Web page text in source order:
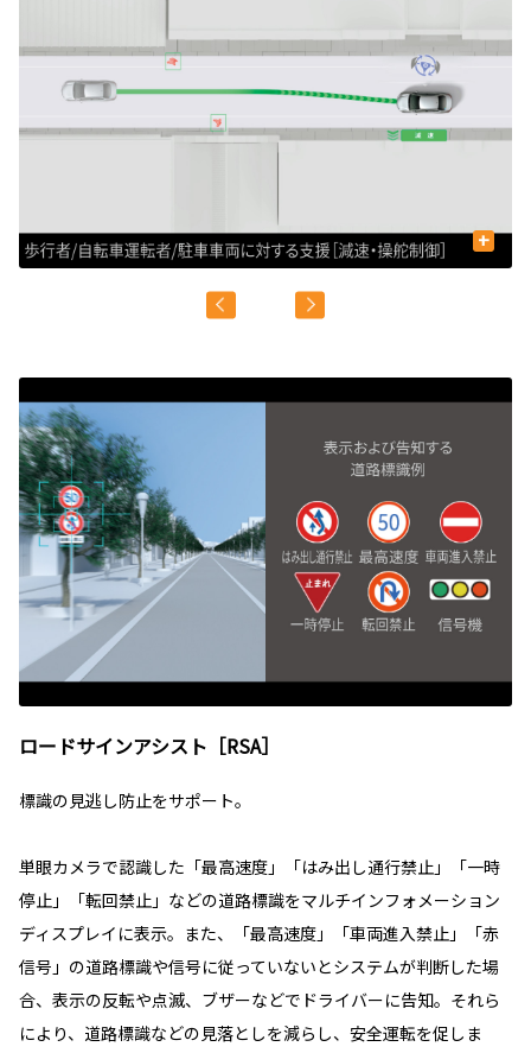
+
ロードサインアシスト［RSA］
標識の見逃し防止をサポート。
単眼カメラで認識した「最高速度」「はみ出し通行禁止」「一時
停止」「転回禁止」などの道路標識をマルチインフォメーション
ディスプレイに表示。また、「最高速度」「車両進入禁止」「赤
信号」の道路標識や信号に従っていないとシステムが判断した場
合、表示の反転や点滅、ブザーなどでドライバーに告知。それら
により、道路標識などの見落としを減らし、安全運転を促しま